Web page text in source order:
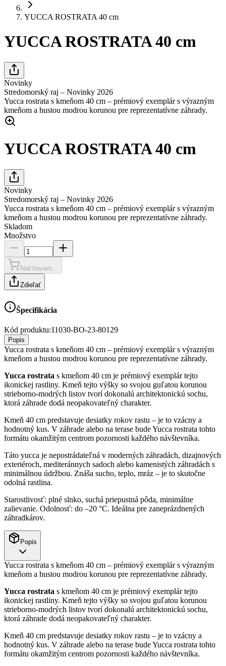
YUCCA ROSTRATA 40 cm
YUCCA ROSTRATA 40 cm
Novinky
Stredomorský raj – Novinky 2026
Yucca rostrata s kmeňom 40 cm – prémiový exemplár s výrazným
kmeňom a hustou modrou korunou pre reprezentatívne záhrady.
YUCCA ROSTRATA 40 cm
Novinky
Stredomorský raj – Novinky 2026
Yucca rostrata s kmeňom 40 cm – prémiový exemplár s výrazným
kmeňom a hustou modrou korunou pre reprezentatívne záhrady.
Skladom
Množstvo
Načítavam...
Zdieľať
Špecifikácia
Kód produktu:11030-BO-23-80129
Popis
Yucca rostrata s kmeňom 40 cm – prémiový exemplár s výrazným
kmeňom a hustou modrou korunou pre reprezentatívne záhrady.
Yucca rostrata s kmeňom 40 cm je prémiový exemplár tejto
ikonickej rastliny. Kmeň tejto výšky so svojou guľatou korunou
strieborno-modrých listov tvorí dokonalú architektonickú sochu,
ktorá záhrade dodá neopakovateľný charakter.
Kmeň 40 cm predstavuje desiatky rokov rastu – je to vzácny a
hodnotný kus. V záhrade alebo na terase bude Yucca rostrata tohto
formátu okamžitým centrom pozornosti každého návštevníka.
Táto yucca je nepostrádateľná v moderných záhradách, dizajnových
exteriéroch, mediteránnych sadoch alebo kamenistých záhradách s
minimálnou údržbou. Znáša sucho, teplo, mráz – je to skutočne
odolná rastlina.
Starostlivosť: plné slnko, suchá priepustná pôda, minimálne
zalievanie. Odolnosť: do –20 °C. Ideálna pre zaneprázdnených
záhradkárov.
Popis
Yucca rostrata s kmeňom 40 cm – prémiový exemplár s výrazným
kmeňom a hustou modrou korunou pre reprezentatívne záhrady.
Yucca rostrata s kmeňom 40 cm je prémiový exemplár tejto
ikonickej rastliny. Kmeň tejto výšky so svojou guľatou korunou
strieborno-modrých listov tvorí dokonalú architektonickú sochu,
ktorá záhrade dodá neopakovateľný charakter.
Kmeň 40 cm predstavuje desiatky rokov rastu – je to vzácny a
hodnotný kus. V záhrade alebo na terase bude Yucca rostrata tohto
formátu okamžitým centrom pozornosti každého návštevníka.